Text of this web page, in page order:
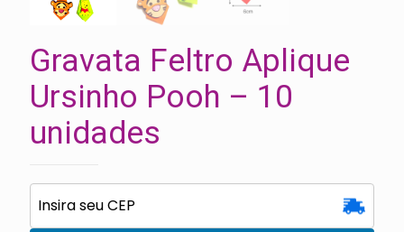
Gravata Feltro Aplique
Ursinho Pooh – 10
unidades